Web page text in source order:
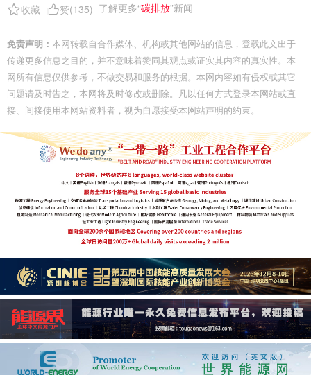
收藏
赞(135) 了解更多“碳排放”新闻
免责声明： 本网转载自合作媒体、机构或其他网站的信息，登载此文出于
传递更多信息之目的，并不意味着赞同其观点或证实其内容的真实性。本
网所有信息仅供参考，不做交易和服务的根据。本网内容如有侵权或其它
问题请及时告之，本网将及时修改或删除。凡以任何方式登录本网站或直
接、间接使用本网站资料者，视为自愿接受本网站声明的约束。